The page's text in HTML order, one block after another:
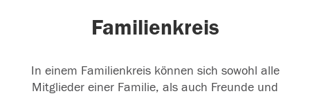
Familienkreis
In einem Familienkreis können sich sowohl alle
Mitglieder einer Familie, als auch Freunde und